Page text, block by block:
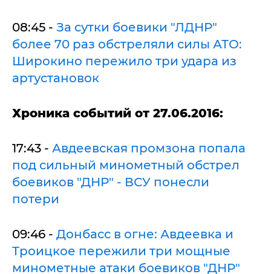
08:45 - За сутки боевики "ЛДНР"
более 70 раз обстреляли силы АТО:
Широкино пережило три удара из
артустановок
Хроника событий от 27.06.2016:
17:43 - Авдеевская промзона попала
под сильный минометный обстрел
боевиков "ДНР" - ВСУ понесли
потери
09:46 - Донбасс в огне: Авдеевка и
Троицкое пережили три мощные
минометные атаки боевиков "ДНР"